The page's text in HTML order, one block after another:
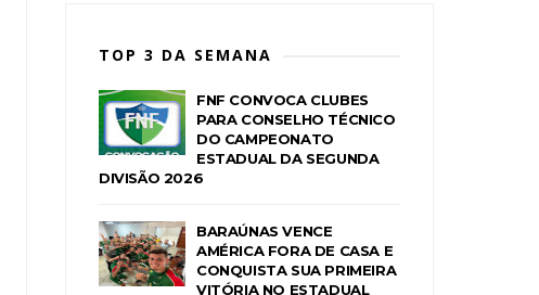
TOP 3 DA SEMANA
FNF CONVOCA CLUBES
PARA CONSELHO TÉCNICO
DO CAMPEONATO
ESTADUAL DA SEGUNDA
DIVISÃO 2026
BARAÚNAS VENCE
AMÉRICA FORA DE CASA E
CONQUISTA SUA PRIMEIRA
VITÓRIA NO ESTADUAL